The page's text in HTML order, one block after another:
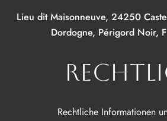
Lieu dit Maisonneuve, 24250
Dordogne, Périgord Noir,
Rechtliche Informationen